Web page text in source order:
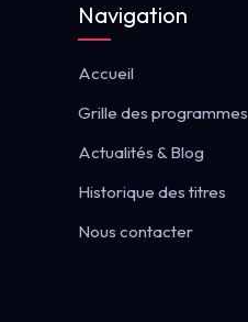
Navigation
Accueil
Grille des programmes
Actualités & Blog
Historique des titres
Nous contacter